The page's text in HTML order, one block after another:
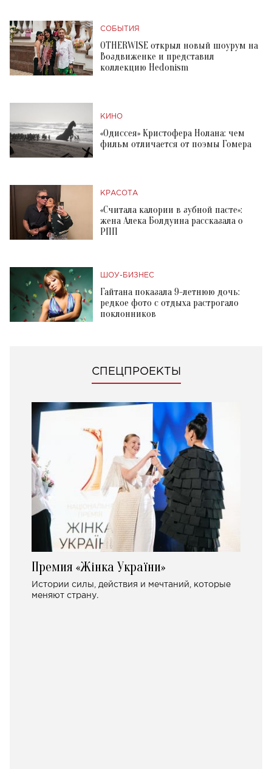
СОБЫТИЯ
OTHERWISE открыл новый шоурум на
Воздвиженке и представил
коллекцию Hedonism
КИНО
«Одиссея» Кристофера Нолана: чем
фильм отличается от поэмы Гомера
КРАСОТА
«Считала калории в зубной пасте»:
жена Алека Болдуина рассказала о
РПП
ШОУ-БИЗНЕС
Гайтана показала 9-летнюю дочь:
редкое фото с отдыха растрогало
поклонников
СПЕЦПРОЕКТЫ
Премия «Жінка України»
Истории силы, действия и мечтаний, которые
меняют страну.